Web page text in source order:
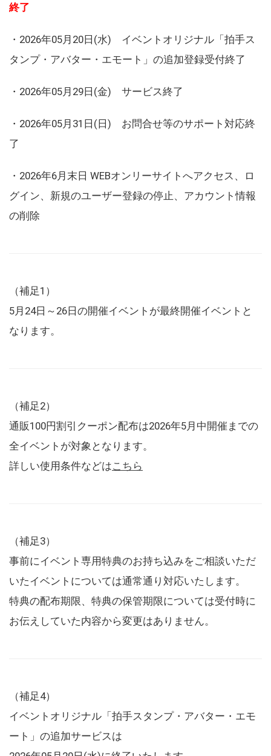
終了
・2026年05月20日(水) イベントオリジナル「拍手ス
タンプ・アバター・エモート」の追加登録受付終了
・2026年05月29日(金) サービス終了
・2026年05月31日(日) お問合せ等のサポート対応終
了
・2026年6月末日 WEBオンリーサイトへアクセス、ロ
グイン、新規のユーザー登録の停止、アカウント情報
の削除
（補足1）
5月24日～26日の開催イベントが最終開催イベントと
なります。
（補足2）
通販100円割引クーポン配布は2026年5月中開催までの
全イベントが対象となります。
詳しい使用条件などはこちら
（補足3）
事前にイベント専用特典のお持ち込みをご相談いただ
いたイベントについては通常通り対応いたします。
特典の配布期限、特典の保管期限については受付時に
お伝えしていた内容から変更はありません。
（補足4）
イベントオリジナル「拍手スタンプ・アバター・エモ
ート」の追加サービスは